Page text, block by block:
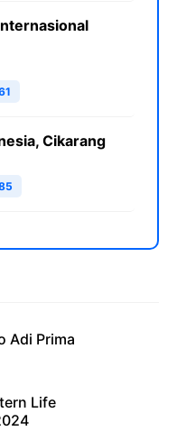
Cikarang
Adi Prima
Life